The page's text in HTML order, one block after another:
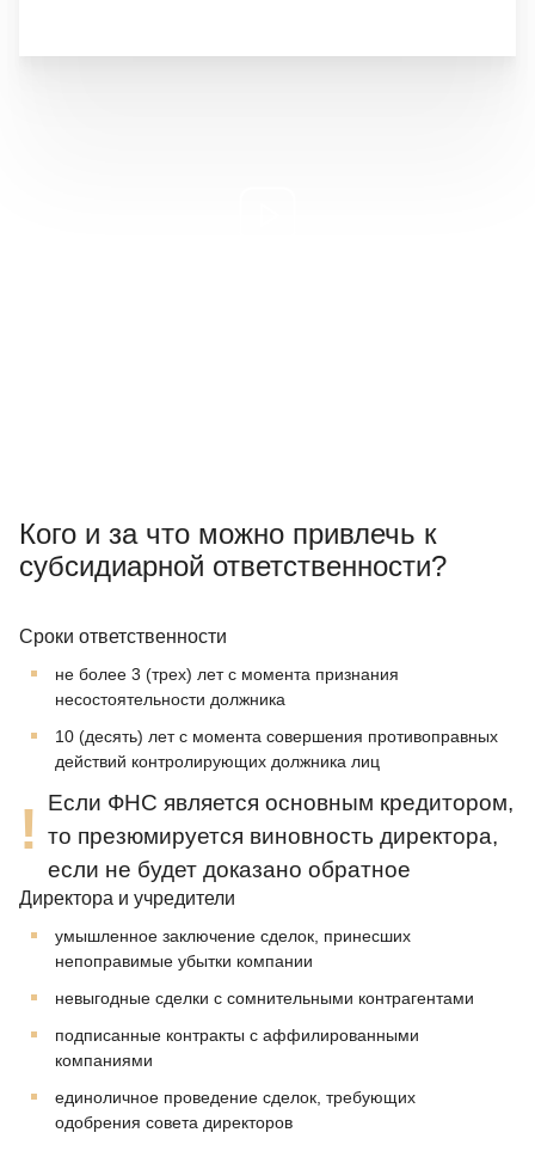
Кого и за что можно привлечь к
субсидиарной ответственности?
Сроки ответственности
не более 3 (трех) лет с момента признания
несостоятельности должника
10 (десять) лет с момента совершения противоправных
действий контролирующих должника лиц
Если ФНС является основным кредитором,
то презюмируется виновность директора,
если не будет доказано обратное
Директора и учредители
умышленное заключение сделок, принесших
непоправимые убытки компании
невыгодные сделки с сомнительными контрагентами
подписанные контракты с аффилированными
компаниями
единоличное проведение сделок, требующих
одобрения совета директоров